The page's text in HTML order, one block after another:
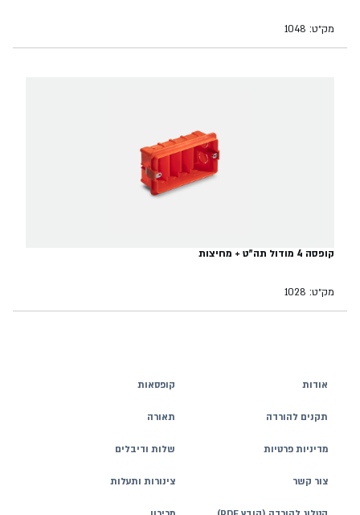
מק״ט: 1048
קופסה 4 מודול תה"ט + מחיצות
מק״ט: 1028
אודות
תקנים להורדה
מדיניות פרטיות
צור קשר
קופסאות
תאורה
שלות ודיבלים
צינורות ותעלות